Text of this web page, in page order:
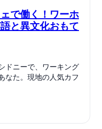
で働く！ワーホ
と異文化おもて
ドニーで、ワーキング
なた。現地の人気カフ